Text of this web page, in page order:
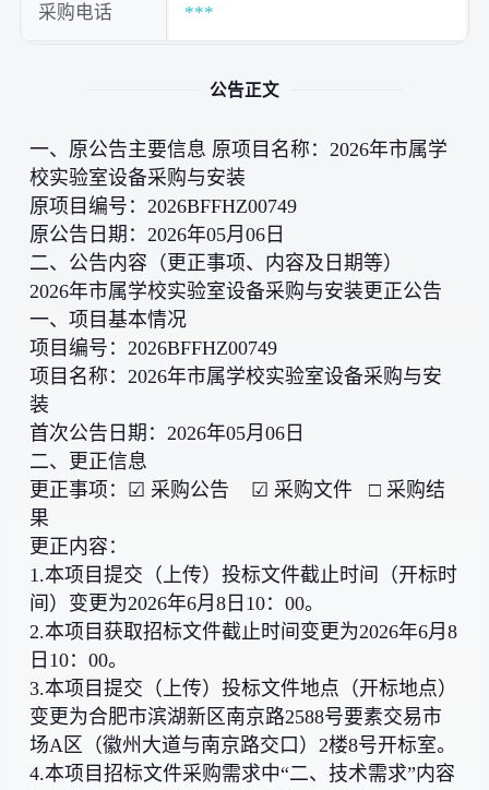
采购电话 ***
公告正文
一、原公告主要信息 原项目名称：2026年市属学
校实验室设备采购与安装
原项目编号：2026BFFHZ00749
原公告日期：2026年05月06日
二、公告内容（更正事项、内容及日期等）
2026年市属学校实验室设备采购与安装更正公告
一、项目基本情况
项目编号：2026BFFHZ00749
项目名称：2026年市属学校实验室设备采购与安
装
首次公告日期：2026年05月06日
二、更正信息
更正事项：☑ 采购公告 ☑ 采购文件 □ 采购结
果
更正内容：
1.本项目提交（上传）投标文件截止时间（开标时
间）变更为2026年6月8日10：00。
2.本项目获取招标文件截止时间变更为2026年6月8
日10：00。
3.本项目提交（上传）投标文件地点（开标地点）
变更为合肥市滨湖新区南京路2588号要素交易市
场A区（徽州大道与南京路交口）2楼8号开标室。
4.本项目招标文件采购需求中“二、技术需求”内容